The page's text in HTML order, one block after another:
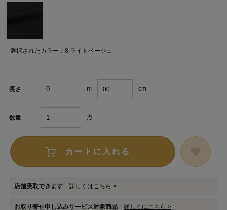
選択されたカラー：8.ライトベージュ
長さ m cm
数量 点
カートに入れる
店舗受取できます 詳しくはこちら >
お取り寄せ申し込みサービス対象商品 詳しくはこちら >